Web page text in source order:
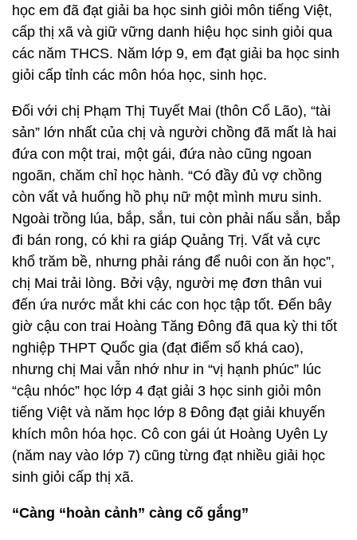
học em đã đạt giải ba học sinh giỏi môn tiếng Việt,
cấp thị xã và giữ vững danh hiệu học sinh giỏi qua
các năm THCS. Năm lớp 9, em đạt giải ba học sinh
giỏi cấp tỉnh các môn hóa học, sinh học.
Đối với chị Phạm Thị Tuyết Mai (thôn Cổ Lão), “tài
sản” lớn nhất của chị và người chồng đã mất là hai
đứa con một trai, một gái, đứa nào cũng ngoan
ngoãn, chăm chỉ học hành. “Có đầy đủ vợ chồng
còn vất vả huống hồ phụ nữ một mình mưu sinh.
Ngoài trồng lúa, bắp, sắn, tui còn phải nấu sắn, bắp
đi bán rong, có khi ra giáp Quảng Trị. Vất vả cực
khổ trăm bề, nhưng phải ráng để nuôi con ăn học”,
chị Mai trải lòng. Bởi vậy, người mẹ đơn thân vui
đến ứa nước mắt khi các con học tập tốt. Đến bây
giờ cậu con trai Hoàng Tăng Đông đã qua kỳ thi tốt
nghiệp THPT Quốc gia (đạt điểm số khá cao),
nhưng chị Mai vẫn nhớ như in “vị hạnh phúc” lúc
“cậu nhóc” học lớp 4 đạt giải 3 học sinh giỏi môn
tiếng Việt và năm học lớp 8 Đông đạt giải khuyến
khích môn hóa học. Cô con gái út Hoàng Uyên Ly
(năm nay vào lớp 7) cũng từng đạt nhiều giải học
sinh giỏi cấp thị xã.
“Càng “hoàn cảnh” càng cố gắng”